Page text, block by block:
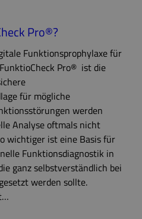
Pro®?
Funktionsprophylaxe für
Pro® ist die
für mögliche
werden
Analyse oftmals nicht
wichtiger ist eine Basis für
Funktionsdiagnostik in
ganz selbstverständlich bei
werden sollte.